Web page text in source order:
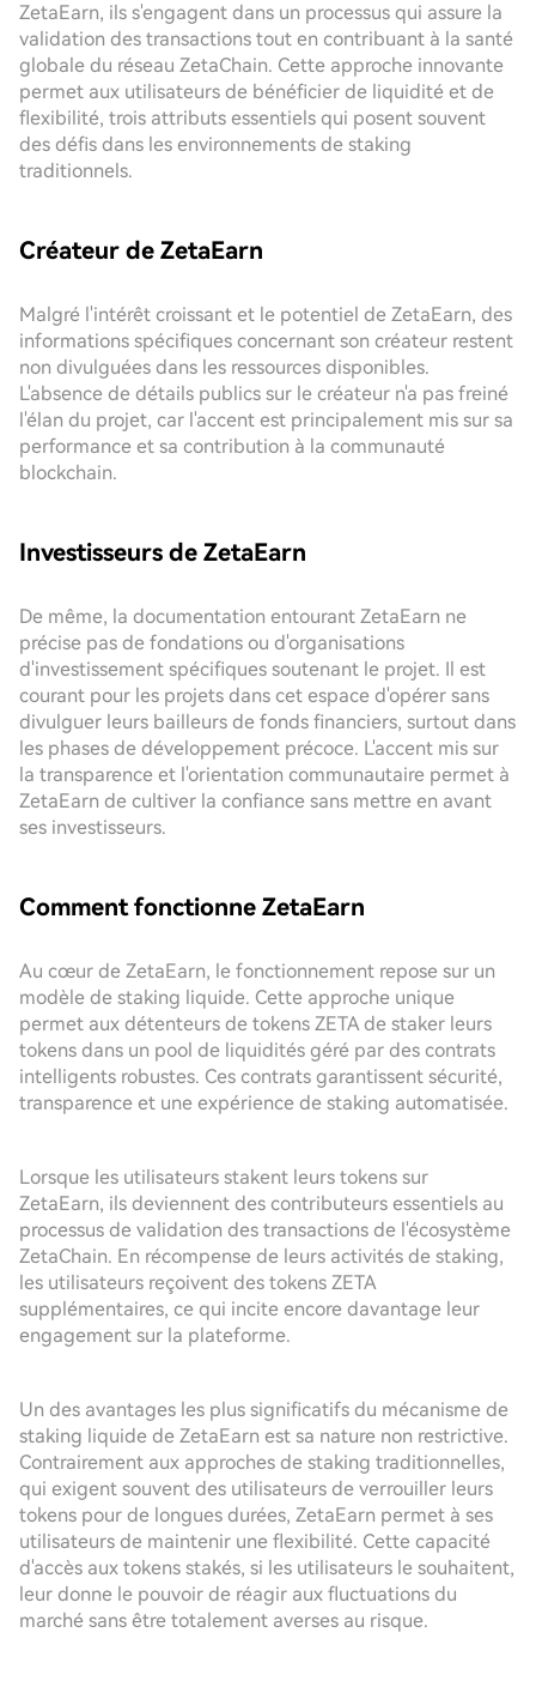
ZetaEarn, ils s'engagent dans un processus qui assure la
validation des transactions tout en contribuant à la santé
globale du réseau ZetaChain. Cette approche innovante
permet aux utilisateurs de bénéficier de liquidité et de
flexibilité, trois attributs essentiels qui posent souvent
des défis dans les environnements de staking
traditionnels.
Créateur de ZetaEarn
Malgré l'intérêt croissant et le potentiel de ZetaEarn, des
informations spécifiques concernant son créateur restent
non divulguées dans les ressources disponibles.
L'absence de détails publics sur le créateur n'a pas freiné
l'élan du projet, car l'accent est principalement mis sur sa
performance et sa contribution à la communauté
blockchain.
Investisseurs de ZetaEarn
De même, la documentation entourant ZetaEarn ne
précise pas de fondations ou d'organisations
d'investissement spécifiques soutenant le projet. Il est
courant pour les projets dans cet espace d'opérer sans
divulguer leurs bailleurs de fonds financiers, surtout dans
les phases de développement précoce. L'accent mis sur
la transparence et l'orientation communautaire permet à
ZetaEarn de cultiver la confiance sans mettre en avant
ses investisseurs.
Comment fonctionne ZetaEarn
Au cœur de ZetaEarn, le fonctionnement repose sur un
modèle de staking liquide. Cette approche unique
permet aux détenteurs de tokens ZETA de staker leurs
tokens dans un pool de liquidités géré par des contrats
intelligents robustes. Ces contrats garantissent sécurité,
transparence et une expérience de staking automatisée.
Lorsque les utilisateurs stakent leurs tokens sur
ZetaEarn, ils deviennent des contributeurs essentiels au
processus de validation des transactions de l'écosystème
ZetaChain. En récompense de leurs activités de staking,
les utilisateurs reçoivent des tokens ZETA
supplémentaires, ce qui incite encore davantage leur
engagement sur la plateforme.
Un des avantages les plus significatifs du mécanisme de
staking liquide de ZetaEarn est sa nature non restrictive.
Contrairement aux approches de staking traditionnelles,
qui exigent souvent des utilisateurs de verrouiller leurs
tokens pour de longues durées, ZetaEarn permet à ses
utilisateurs de maintenir une flexibilité. Cette capacité
d'accès aux tokens stakés, si les utilisateurs le souhaitent,
leur donne le pouvoir de réagir aux fluctuations du
marché sans être totalement averses au risque.